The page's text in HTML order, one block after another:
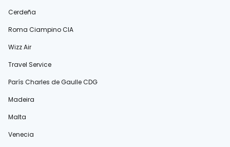
Cerdeña
Roma Ciampino CIA
Wizz Air
Travel Service
París Charles de Gaulle CDG
Madeira
Malta
Venecia